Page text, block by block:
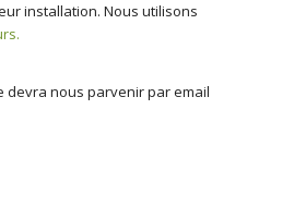
installation. Nous utilisons
devra nous parvenir par email